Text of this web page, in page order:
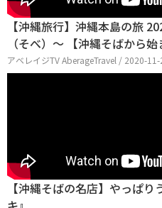
【沖縄旅行】沖縄本島の旅
（そべ）〜 【沖縄そばから始
アベレイジTV AberageTravel / 2020-11-
【沖縄そばの名店】やっぱ